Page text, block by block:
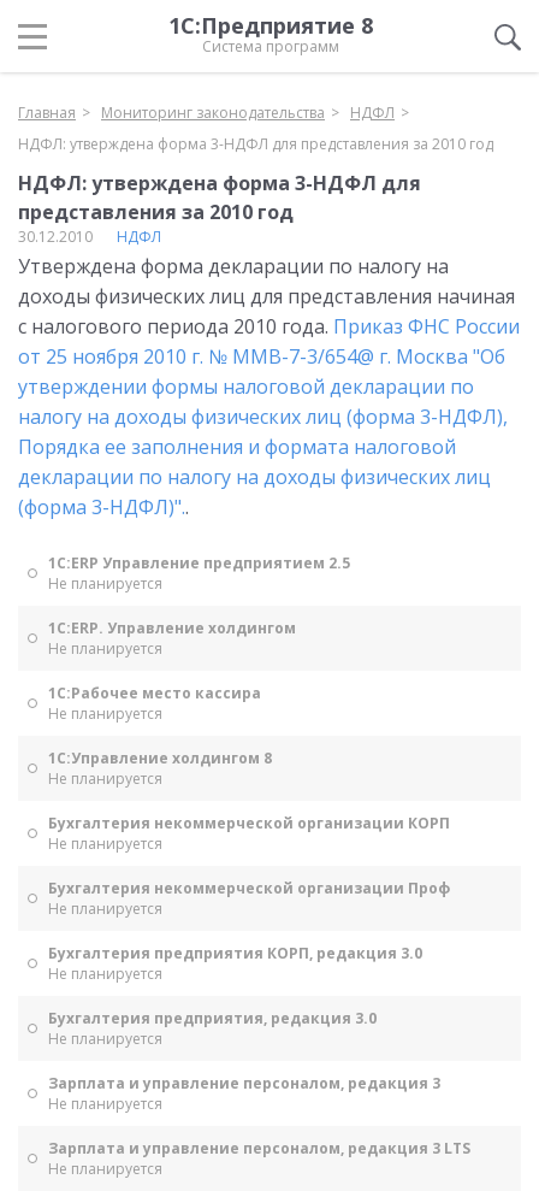
1С:Предприятие 8
Система программ
Главная Мониторинг законодательства
НДФЛ
НДФЛ: утверждена форма 3-НДФЛ для представления за 2010 год
НДФЛ: утверждена форма 3-НДФЛ для
представления за 2010 год
30.12.2010 НДФЛ
Утверждена форма декларации по налогу на
доходы физических лиц для представления начиная
с налогового периода 2010 года. Приказ ФНС России
от 25 ноября 2010 г. № ММВ-7-3/654@ г. Москва "Об
утверждении формы налоговой декларации по
налогу на доходы физических лиц (форма 3-НДФЛ),
Порядка ее заполнения и формата налоговой
декларации по налогу на доходы физических лиц
(форма 3-НДФЛ)"..
1С:ERP Управление предприятием 2.5
Не планируется
1С:ERP. Управление холдингом
Не планируется
1С:Рабочее место кассира
Не планируется
1С:Управление холдингом 8
Не планируется
Бухгалтерия некоммерческой организации КОРП
Не планируется
Бухгалтерия некоммерческой организации Проф
Не планируется
Бухгалтерия предприятия КОРП, редакция 3.0
Не планируется
Бухгалтерия предприятия, редакция 3.0
Не планируется
Зарплата и управление персоналом, редакция 3
Не планируется
Зарплата и управление персоналом, редакция 3 LTS
Не планируется